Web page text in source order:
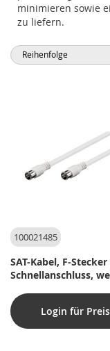
minimieren sowie
zu liefern.
Sortieren
100021485
SAT-Kabel, F-Stecker
Schnellanschluss,
Login für